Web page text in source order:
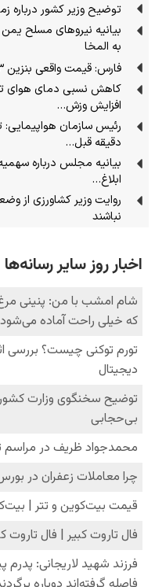
توضیح وزیر کشور درباره
بیانیه نیروهای مسلح
به المخا
فارس: قیمت واقعی بنزین ۲۳ هزار تومان است
افزایش وزش…
دقیقه قبل…
بیانیه مجلس درباره
ابلاغ…
روایت وزیر کشاورزی از
نباشند